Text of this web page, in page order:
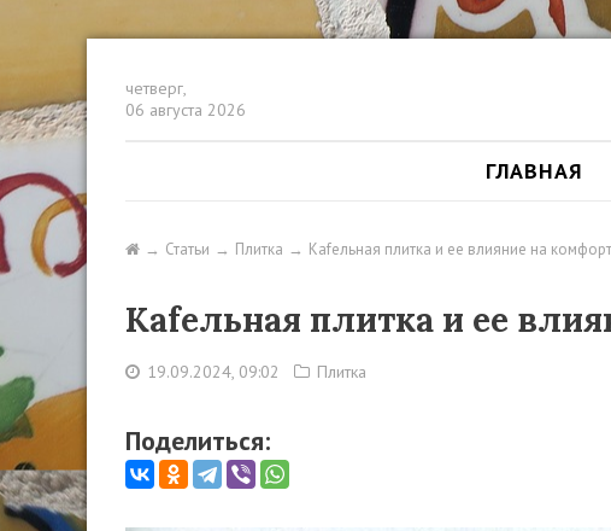
четверг,
06 августа 2026
ГЛАВНАЯ
Статьи Плитка Кafельная плитка и ее влияние на
Кafельная плитка и ее
19.09.2024, 09:02 Плитка
Поделиться: